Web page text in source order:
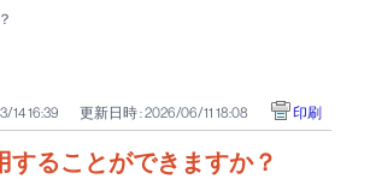
14 16:39 更新日時 : 2026/06/11 18:08 印刷
ることができますか？